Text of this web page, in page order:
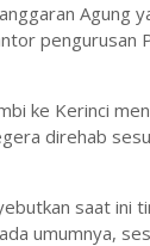
Agung
pengurusan
ke Kerinci
direhab
saat ini
umumnya,